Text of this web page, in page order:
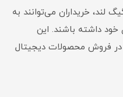
لند، خریداران می‌توانند به
خود داشته باشند. این
در فروش محصولات دیجیتال